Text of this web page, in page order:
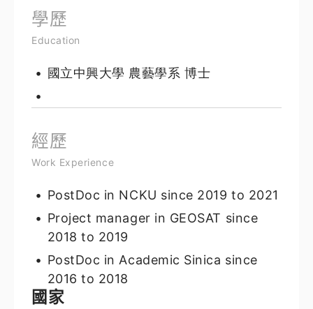
學歷
Education
國立中興大學 農藝學系 博士
經歷
Work Experience
PostDoc in NCKU since 2019 to 2021
Project manager in GEOSAT since
2018 to 2019
PostDoc in Academic Sinica since
2016 to 2018
國家